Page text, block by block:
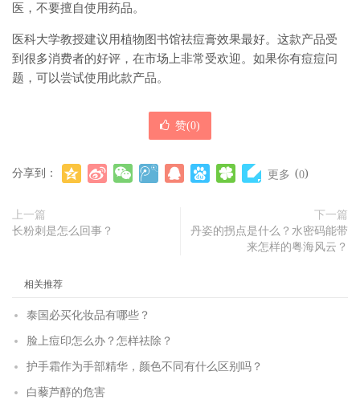
医，不要擅自使用药品。
医科大学教授建议用植物图书馆祛痘膏效果最好。这款产品受
到很多消费者的好评，在市场上非常受欢迎。如果你有痘痘问
题，可以尝试使用此款产品。
赞(0)
分享到： 更多 (0)
上一篇
长粉刺是怎么回事？
下一篇
丹姿的拐点是什么？水密码能带
来怎样的粤海风云？
相关推荐
泰国必买化妆品有哪些？
脸上痘印怎么办？怎样祛除？
护手霜作为手部精华，颜色不同有什么区别吗？
白藜芦醇的危害